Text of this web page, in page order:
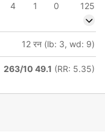
4 1 0
125
12 रन (lb: 3, wd: 9)
263/10 49.1 (RR: 5.35)